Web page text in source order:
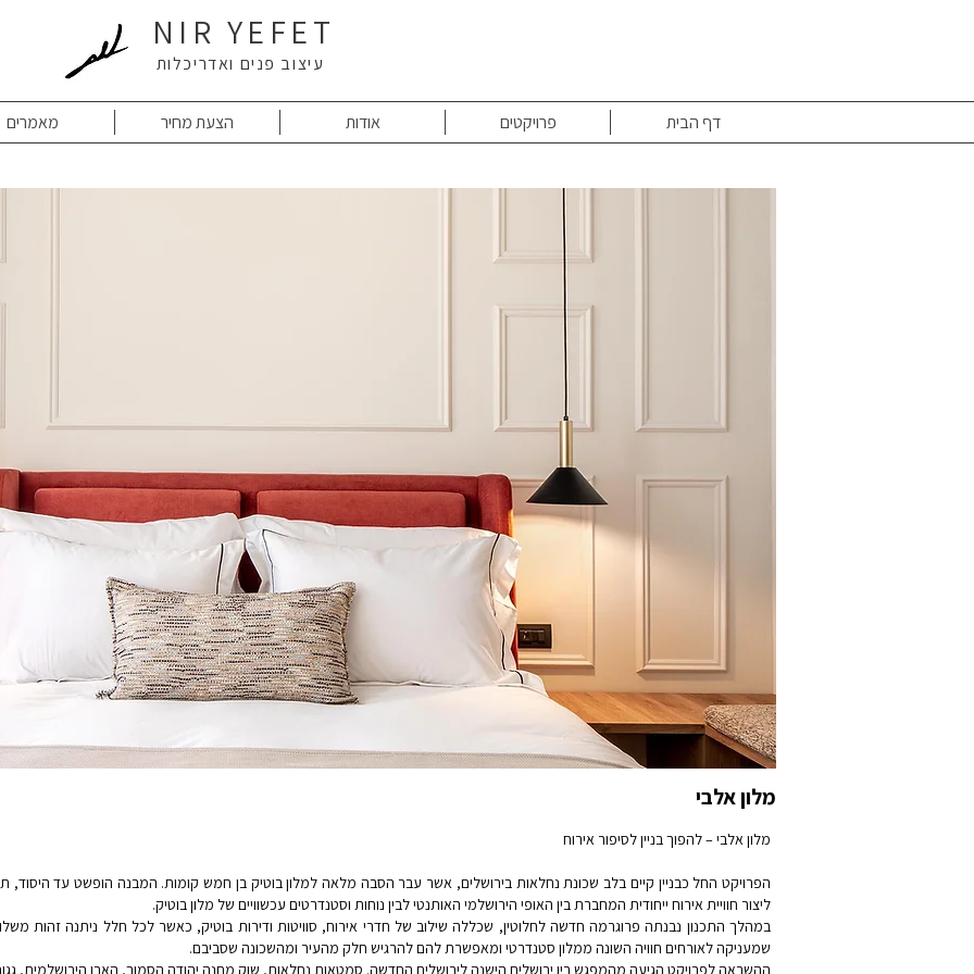
NIR YEFET
עיצוב פנים ואדריכלות
דף הבית פרויקטים אודות הצעת מחיר מאמרים
מלון אלבי
מלון אלבי – להפוך בניין לסיפור אירוח
הפרויקט החל כבניין קיים בלב שכונת נחלאות בירושלים, אשר עבר הסבה מלאה למלון בוטיק בן חמש קומות. המבנה הופשט עד היסוד,
ליצור חוויית אירוח ייחודית המחברת בין האופי הירושלמי האותנטי לבין נוחות וסטנדרטים עכשוויים של מלון בוטיק.
במהלך התכנון נבנתה פרוגרמה חדשה לחלוטין, שכללה שילוב של חדרי אירוח, סוויטות ודירות בוטיק, כאשר לכל חלל ניתנה זהות
שמעניקה לאורחים חוויה השונה ממלון סטנדרטי ומאפשרת להם להרגיש חלק מהעיר ומהשכונה שסביבם.
ההשראה לפרויקט הגיעה מהמפגש בין ירושלים הישנה לירושלים החדשה. סמטאות נחלאות, שוק מחנה יהודה הסמוך, האבן הירושלמית,